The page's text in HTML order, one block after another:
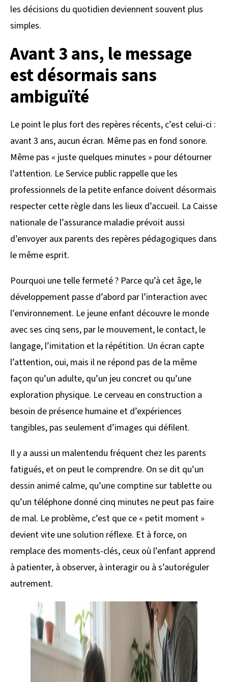
les décisions du quotidien deviennent souvent plus
simples.
Avant 3 ans, le message
est désormais sans
ambiguïté
Le point le plus fort des repères récents, c’est celui-ci :
avant 3 ans, aucun écran. Même pas en fond sonore.
Même pas « juste quelques minutes » pour détourner
l’attention. Le Service public rappelle que les
professionnels de la petite enfance doivent désormais
respecter cette règle dans les lieux d’accueil. La Caisse
nationale de l’assurance maladie prévoit aussi
d’envoyer aux parents des repères pédagogiques dans
le même esprit.
Pourquoi une telle fermeté ? Parce qu’à cet âge, le
développement passe d’abord par l’interaction avec
l’environnement. Le jeune enfant découvre le monde
avec ses cinq sens, par le mouvement, le contact, le
langage, l’imitation et la répétition. Un écran capte
l’attention, oui, mais il ne répond pas de la même
façon qu’un adulte, qu’un jeu concret ou qu’une
exploration physique. Le cerveau en construction a
besoin de présence humaine et d’expériences
tangibles, pas seulement d’images qui défilent.
Il y a aussi un malentendu fréquent chez les parents
fatigués, et on peut le comprendre. On se dit qu’un
dessin animé calme, qu’une comptine sur tablette ou
qu’un téléphone donné cinq minutes ne peut pas faire
de mal. Le problème, c’est que ce « petit moment »
devient vite une solution réflexe. Et à force, on
remplace des moments-clés, ceux où l’enfant apprend
à patienter, à observer, à interagir ou à s’autoréguler
autrement.